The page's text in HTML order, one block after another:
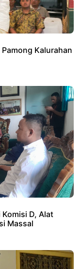
Kalurahan
Komisi D, Alat
Massal